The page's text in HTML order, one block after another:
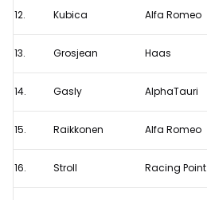
12. Kubica Alfa Romeo
13. Grosjean Haas
14. Gasly AlphaTauri
15. Raikkonen Alfa Romeo
16. Stroll Racing Point